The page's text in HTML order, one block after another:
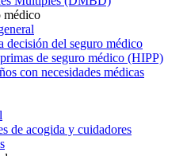
médico
decisión del seguro médico
de seguro médico (HIPP)
con necesidades médicas
de acogida y cuidadores